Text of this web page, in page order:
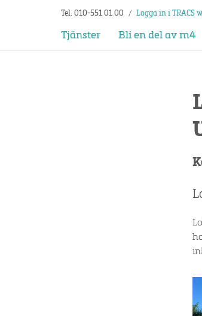
Tel. 010-551 01 00 / Logga in i TRACS
Tjänster Bli en del av m4